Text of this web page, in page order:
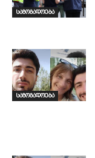
საზოგადოება
საზოგადოება